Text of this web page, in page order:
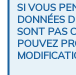
SI VOUS
DONNÉES
SONT PAS
POUVEZ